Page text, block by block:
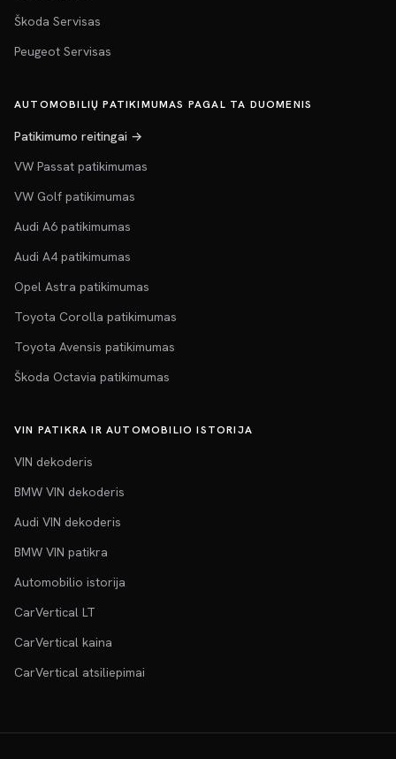
Škoda Servisas
Peugeot Servisas
AUTOMOBILIŲ PATIKIMUMAS PAGAL TA DUOMENIS
Patikimumo reitingai →
VW Passat patikimumas
VW Golf patikimumas
Audi A6 patikimumas
Audi A4 patikimumas
Opel Astra patikimumas
Toyota Corolla patikimumas
Toyota Avensis patikimumas
Škoda Octavia patikimumas
VIN PATIKRA IR AUTOMOBILIO ISTORIJA
VIN dekoderis
BMW VIN dekoderis
Audi VIN dekoderis
BMW VIN patikra
Automobilio istorija
CarVertical LT
CarVertical kaina
CarVertical atsiliepimai